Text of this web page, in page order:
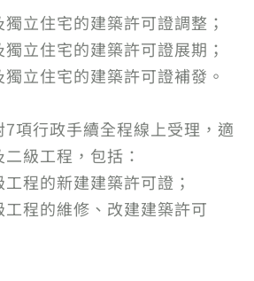
立住宅的建築許可證調整；
立住宅的建築許可證展期；
立住宅的建築許可證補發。
項行政手續全程線上受理，適
級工程，包括：
程的新建建築許可證；
程的維修、改建建築許可